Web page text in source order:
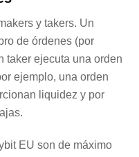
y takers. Un
de órdenes (por
taker ejecuta una orden
ejemplo, una orden
liquidez y por
EU son de máximo